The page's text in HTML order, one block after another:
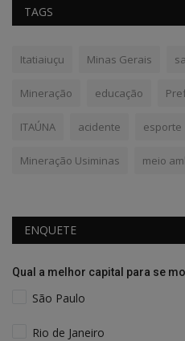
TAGS
Itatiaiuçu Minas Gerais
Mineração educação
ITAÚNA acidente esporte
Mineração Usiminas meio
ENQUETE
Qual a melhor capital para se
São Paulo
Rio de Janeiro